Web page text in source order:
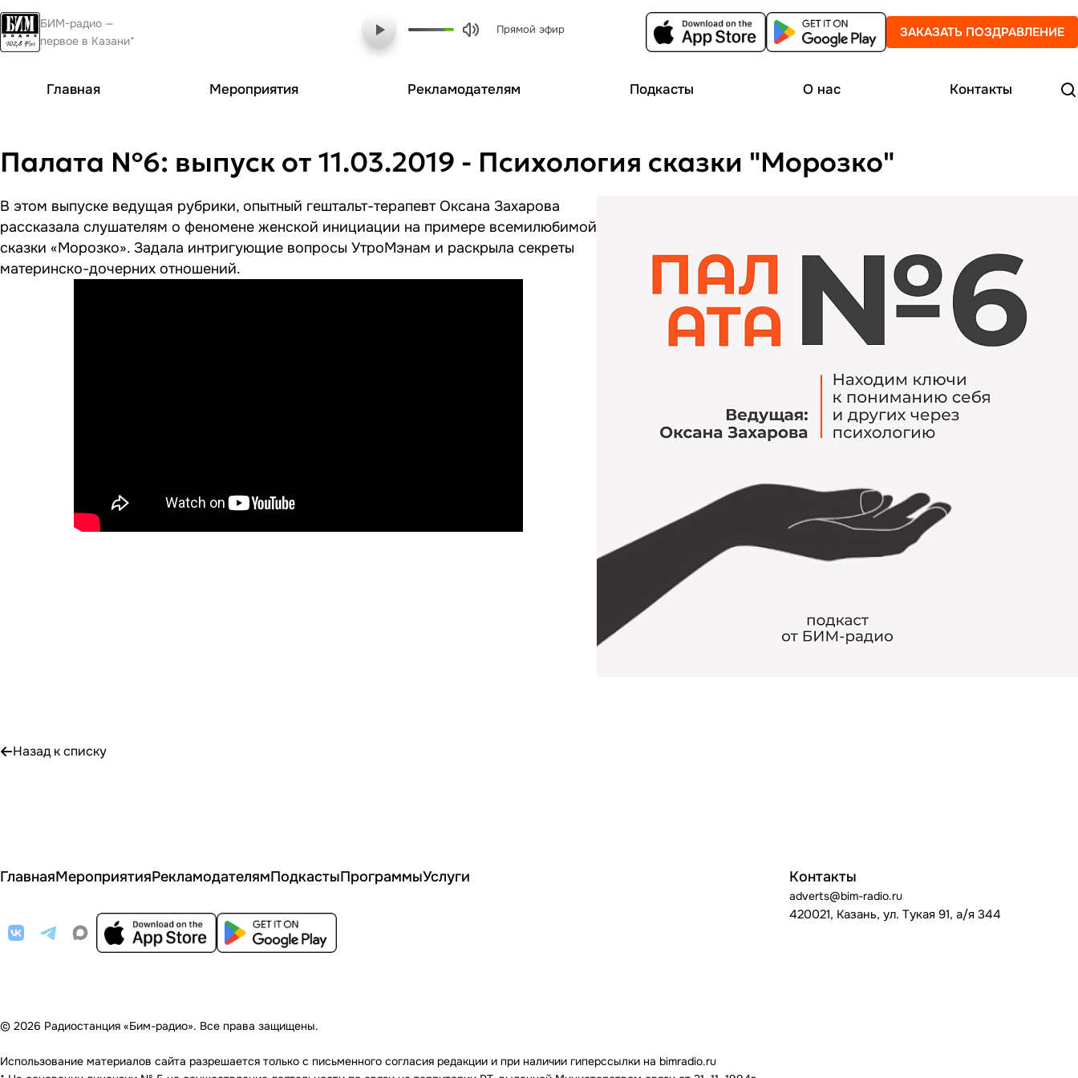
БИМ-радио —
первое в Казани*
Прямой эфир ЗАКАЗАТЬ ПОЗДРАВЛЕНИЕ
Главная Мероприятия Рекламодателям Подкасты О нас Контакты
Палата №6: выпуск от 11.03.2019 - Психология сказки "Морозко"
В этом выпуске ведущая рубрики, опытный гештальт-терапевт Оксана Захарова
рассказала слушателям о феномене женской инициации на примере всемилюбимой
сказки «Морозко». Задала интригующие вопросы УтроМэнам и раскрыла секреты
материнско-дочерних отношений.
Назад к списку
ГлавнаяМероприятияРекламодателямПодкастыПрограммыУслуги Контакты
adverts@bim-radio.ru
420021, Казань, ул. Тукая 91, а/я 344
© 2026 Радиостанция «Бим-радио». Все права защищены.
Использование материалов сайта разрешается только с письменного согласия редакции и при наличии гиперссылки на bimradio.ru